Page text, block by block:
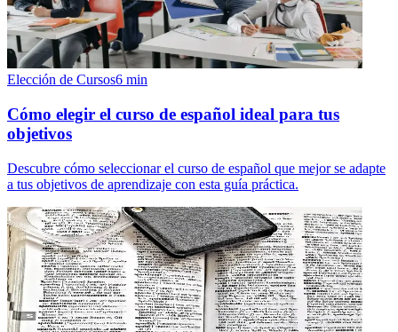
Elección de Cursos6 min
Cómo elegir el curso de español ideal para tus
objetivos
Descubre cómo seleccionar el curso de español que mejor se adapte
a tus objetivos de aprendizaje con esta guía práctica.